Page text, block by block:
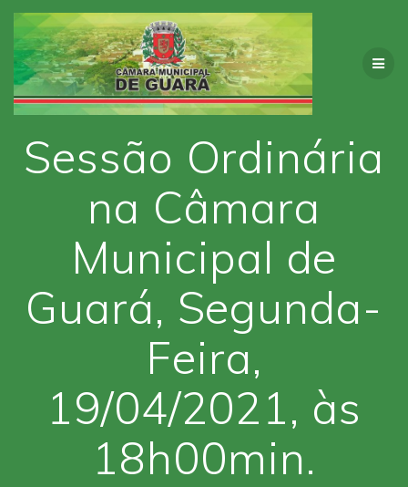
Skip
to
content
Sessão Ordinária
na Câmara
Municipal de
Guará, Segunda-
Feira,
19/04/2021, às
18h00min.